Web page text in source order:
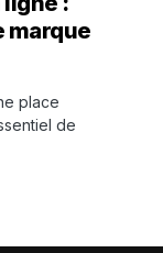
marque
place
de